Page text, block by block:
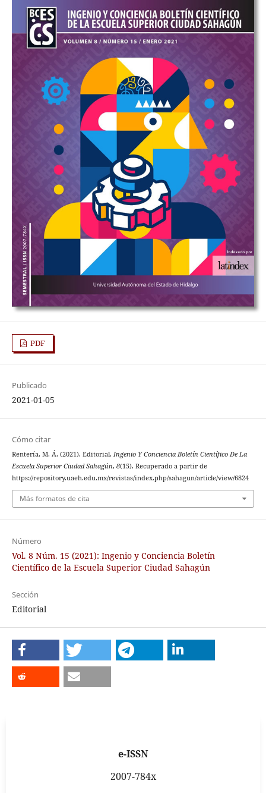
PDF
Publicado
2021-01-05
Cómo citar
Rentería, M. Á. (2021). Editorial. Ingenio Y Conciencia Boletín Científico De La
Escuela Superior Ciudad Sahagún, 8(15). Recuperado a partir de
https://repository.uaeh.edu.mx/revistas/index.php/sahagun/article/view/6824
Más formatos de cita
Número
Vol. 8 Núm. 15 (2021): Ingenio y Conciencia Boletín
Científico de la Escuela Superior Ciudad Sahagún
Sección
Editorial
e-ISSN
2007-784x